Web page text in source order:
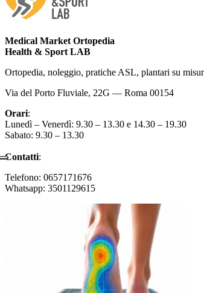
Medical Market Ortopedia
Health & Sport LAB
Ortopedia, noleggio, pratiche ASL, plantari su
Via del Porto Fluviale, 22G — Roma 00154
Orari:
Lunedì – Venerdì: 9.30 – 13.30 e 14.30 – 19.30
Sabato: 9.30 – 13.30
Contatti:
Telefono: 0657171676
Whatsapp: 3501129615